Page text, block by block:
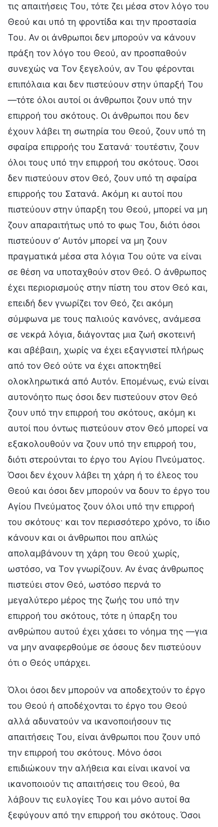
τις απαιτήσεις Του, τότε ζει μέσα στον λόγο του
Θεού και υπό τη φροντίδα και την προστασία
Του. Αν οι άνθρωποι δεν μπορούν να κάνουν
πράξη τον λόγο του Θεού, αν προσπαθούν
συνεχώς να Τον ξεγελούν, αν Του φέρονται
επιπόλαια και δεν πιστεύουν στην ύπαρξή Του
—τότε όλοι αυτοί οι άνθρωποι ζουν υπό την
επιρροή του σκότους. Οι άνθρωποι που δεν
έχουν λάβει τη σωτηρία του Θεού, ζουν υπό τη
σφαίρα επιρροής του Σατανά· τουτέστιν, ζουν
όλοι τους υπό την επιρροή του σκότους. Όσοι
δεν πιστεύουν στον Θεό, ζουν υπό τη σφαίρα
επιρροής του Σατανά. Ακόμη κι αυτοί που
πιστεύουν στην ύπαρξη του Θεού, μπορεί να μη
ζουν απαραιτήτως υπό το φως Του, διότι όσοι
πιστεύουν σ’ Αυτόν μπορεί να μη ζουν
πραγματικά μέσα στα λόγια Του ούτε να είναι
σε θέση να υποταχθούν στον Θεό. Ο άνθρωπος
έχει περιορισμούς στην πίστη του στον Θεό και,
επειδή δεν γνωρίζει τον Θεό, ζει ακόμη
σύμφωνα με τους παλιούς κανόνες, ανάμεσα
σε νεκρά λόγια, διάγοντας μια ζωή σκοτεινή
και αβέβαιη, χωρίς να έχει εξαγνιστεί πλήρως
από τον Θεό ούτε να έχει αποκτηθεί
ολοκληρωτικά από Αυτόν. Επομένως, ενώ είναι
αυτονόητο πως όσοι δεν πιστεύουν στον Θεό
ζουν υπό την επιρροή του σκότους, ακόμη κι
αυτοί που όντως πιστεύουν στον Θεό μπορεί να
εξακολουθούν να ζουν υπό την επιρροή του,
διότι στερούνται το έργο του Αγίου Πνεύματος.
Όσοι δεν έχουν λάβει τη χάρη ή το έλεος του
Θεού και όσοι δεν μπορούν να δουν το έργο του
Αγίου Πνεύματος ζουν όλοι υπό την επιρροή
του σκότους· και τον περισσότερο χρόνο, το ίδιο
κάνουν και οι άνθρωποι που απλώς
απολαμβάνουν τη χάρη του Θεού χωρίς,
ωστόσο, να Τον γνωρίζουν. Αν ένας άνθρωπος
πιστεύει στον Θεό, ωστόσο περνά το
μεγαλύτερο μέρος της ζωής του υπό την
επιρροή του σκότους, τότε η ύπαρξη του
ανθρώπου αυτού έχει χάσει το νόημα της —για
να μην αναφερθούμε σε όσους δεν πιστεύουν
ότι ο Θεός υπάρχει.
Όλοι όσοι δεν μπορούν να αποδεχτούν το έργο
του Θεού ή αποδέχονται το έργο του Θεού
αλλά αδυνατούν να ικανοποιήσουν τις
απαιτήσεις Του, είναι άνθρωποι που ζουν υπό
την επιρροή του σκότους. Μόνο όσοι
επιδιώκουν την αλήθεια και είναι ικανοί να
ικανοποιούν τις απαιτήσεις του Θεού, θα
λάβουν τις ευλογίες Του και μόνο αυτοί θα
ξεφύγουν από την επιρροή του σκότους. Όσοι